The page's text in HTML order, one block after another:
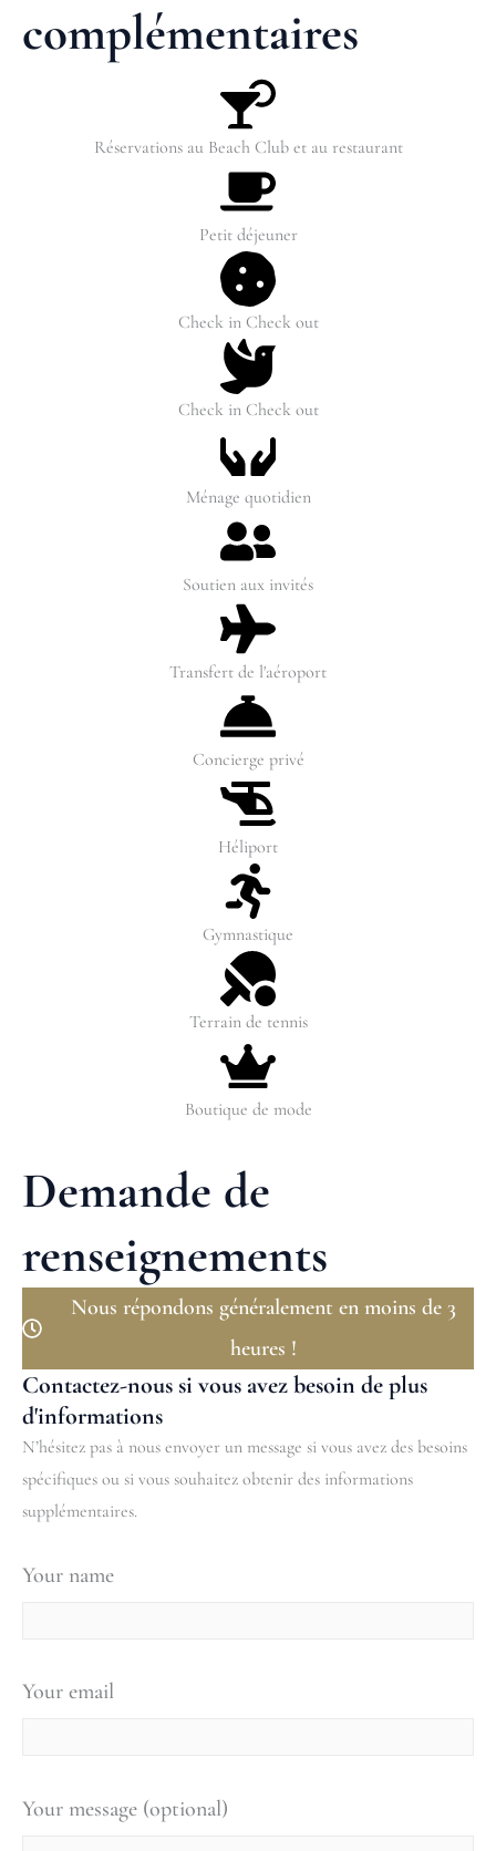
complémentaires
Réservations au Beach Club et au restaurant
Petit déjeuner
Check in Check out
Check in Check out
Ménage quotidien
Soutien aux invités
Transfert de l'aéroport
Concierge privé
Héliport
Gymnastique
Terrain de tennis
Boutique de mode
Demande de
renseignements
Nous répondons généralement en moins de 3
heures !
Contactez-nous si vous avez besoin de plus
d'informations
N’hésitez pas à nous envoyer un message si vous avez des besoins
spécifiques ou si vous souhaitez obtenir des informations
supplémentaires.
Your name
Your email
Your message (optional)